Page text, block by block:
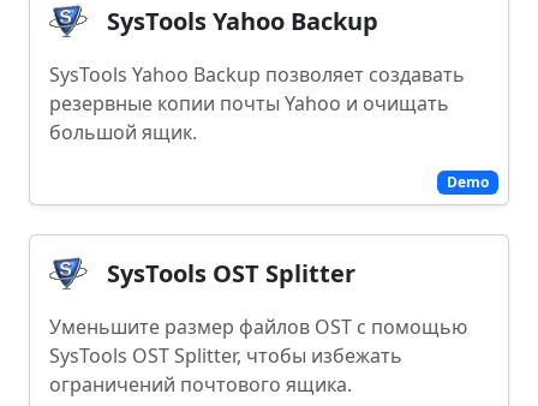
Demo
SysTools Yahoo Backup
SysTools Yahoo Backup позволяет создавать
резервные копии почты Yahoo и очищать
большой ящик.
SysTools OST Splitter
Уменьшите размер файлов OST с помощью
SysTools OST Splitter, чтобы избежать
ограничений почтового ящика.